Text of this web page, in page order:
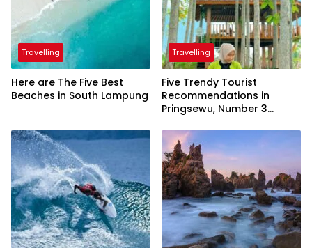
Travelling
Here are The Five Best
Beaches in South Lampung
Travelling
Five Trendy Tourist
Recommendations in
Pringsewu, Number 3
President